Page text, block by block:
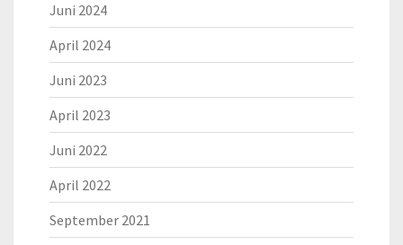
Juni 2024
April 2024
Juni 2023
April 2023
Juni 2022
April 2022
September 2021